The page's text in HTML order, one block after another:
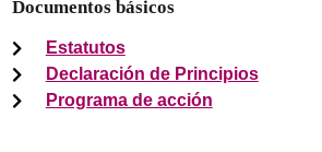
Documentos básicos
Estatutos
Declaración de Principios
Programa de acción